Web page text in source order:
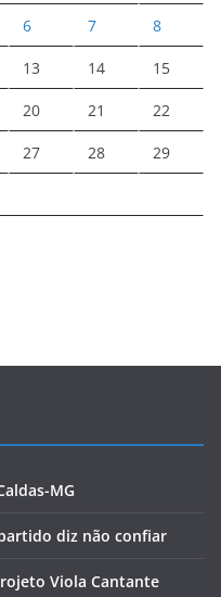
6 7 8
13 14 15
20 21 22
27 28 29
MG
diz não confiar
Viola Cantante